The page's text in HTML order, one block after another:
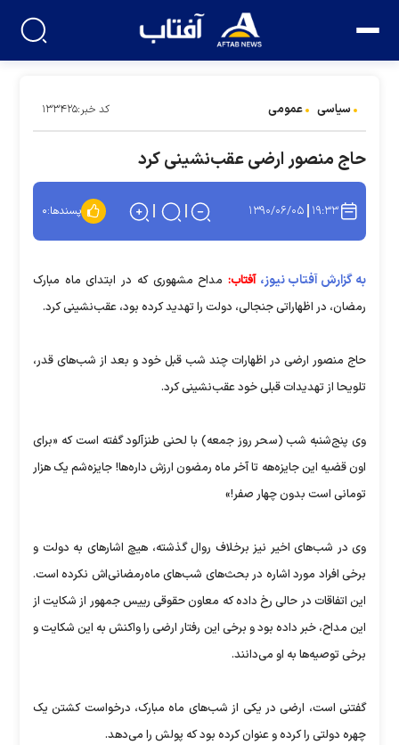
سیاسی عمومی کد خبر:۱۳۳۴۲۵
حاج ‌منصور ارضی عقب‌نشینی کرد
۱۹:۳۳ ۱۳۹۰/۰۶/۰۵ پسندها:۰
به گزارش آفتاب نیوز، آفتاب: مداح مشهوری که در ابتدای ماه مبارک
رمضان، در اظهاراتی جنجالی، دولت را تهدید کرده بود، عقب‌نشینی کرد.
حاج منصور ارضی در اظهارات چند شب قبل خود و بعد از شب‌های قدر،
تلویحا از تهدیدات قبلی خود عقب‌نشینی کرد.
وی پنج‌شنبه شب (سحر روز جمعه) با لحنی طنزآلود گفته است که «برای
اون قضیه این جایزه‌هه تا آخر ماه رمضون ارزش داره‌ها! جایزه‌شم یک هزار
تومانی است بدون چهار صفر!»
وی در شب‌های اخیر نیز برخلاف روال گذشته، هیچ اشاره​ای به دولت و
برخی افراد مورد اشاره در بحث‌های شب‌های ماه‌رمضانی‌اش نکرده است.
این اتفاقات در حالی رخ داده که معاون حقوقی رییس جمهور از شکایت از
این مداح، خبر داده بود و برخی این رفتار ارضی را واکنش به این شکایت و
برخی توصیه‌ها به او می‌دانند.
گفتنی است، ارضی در یکی از شب‌های ماه مبارک، درخواست کشتن یک
چهره دولتی را کرده و عنوان کرده بود که پولش را می‌دهد.